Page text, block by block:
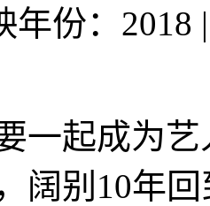
年份：2018 |
一起成为
阔别10年